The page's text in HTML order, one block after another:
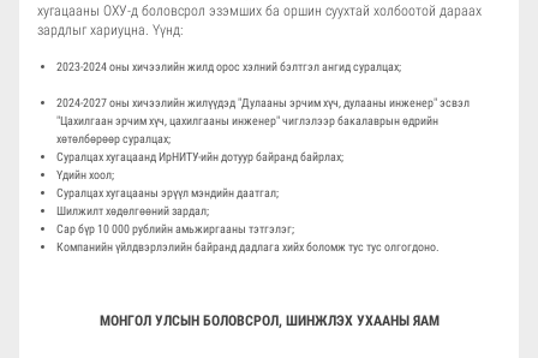
хугацааны ОХУ-д боловсрол эзэмших ба оршин суухтай холбоотой дараах
зардлыг хариуцна. Үүнд:
2023-2024 оны хичээлийн жилд орос хэлний бэлтгэл ангид суралцах;
2024-2027 оны хичээлийн жилүүдэд "Дулааны эрчим хүч, дулааны инженер" эсвэл
"Цахилгаан эрчим хүч, цахилгааны инженер" чиглэлээр бакалаврын өдрийн
хөтөлбөрөөр суралцах;
Суралцах хугацаанд ИрНИТУ-ийн дотуур байранд байрлах;
Үдийн хоол;
Суралцах хугацааны эрүүл мэндийн даатгал;
Шилжилт хөдөлгөөний зардал;
Сар бүр 10 000 рублийн амьжиргааны тэтгэлэг;
Компанийн үйлдвэрлэлийн байранд дадлага хийх боломж тус тус олгогдоно.
МОНГОЛ УЛСЫН БОЛОВСРОЛ, ШИНЖЛЭХ УХААНЫ ЯАМ